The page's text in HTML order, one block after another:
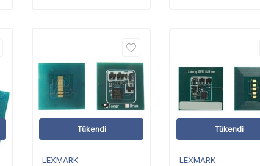
Tükendi
LEXMARK
Tükendi
LEXMARK